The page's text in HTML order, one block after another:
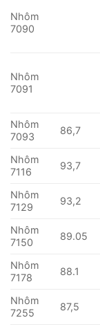
Nhôm
7090
Nhôm
7091
Nhôm
7093
86,7
Nhôm
7116
93,7
Nhôm
7129
93,2
Nhôm
7150
89.05
Nhôm
7178
88.1
Nhôm
7255
87,5